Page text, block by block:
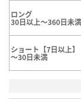
ロング
30日以上～360日未満
ショート【7日以上】
～30日未満